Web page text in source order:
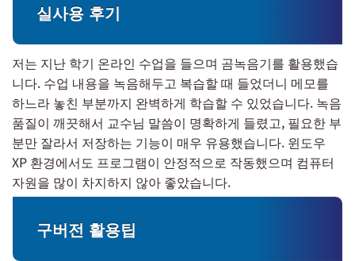
실사용 후기
저는 지난 학기 온라인 수업을 들으며 곰녹음기를 활용했습
니다. 수업 내용을 녹음해두고 복습할 때 들었더니 메모를
하느라 놓친 부분까지 완벽하게 학습할 수 있었습니다. 녹음
품질이 깨끗해서 교수님 말씀이 명확하게 들렸고, 필요한 부
분만 잘라서 저장하는 기능이 매우 유용했습니다. 윈도우
XP 환경에서도 프로그램이 안정적으로 작동했으며 컴퓨터
자원을 많이 차지하지 않아 좋았습니다.
구버전 활용팁